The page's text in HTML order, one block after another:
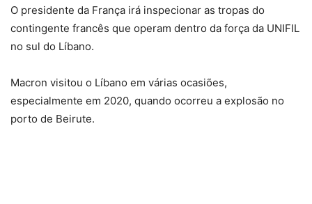
O presidente da França irá inspecionar as tropas do
contingente francês que operam dentro da força da UNIFIL
no sul do Líbano.
Macron visitou o Líbano em várias ocasiões,
especialmente em 2020, quando ocorreu a explosão no
porto de Beirute.